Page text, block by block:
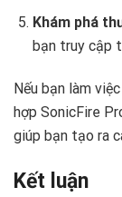
Khám phá
bạn truy cập
Nếu bạn làm
hợp SonicFire
giúp bạn tạo ra
Kết luận